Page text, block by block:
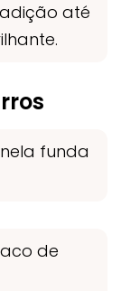
até
funda
de